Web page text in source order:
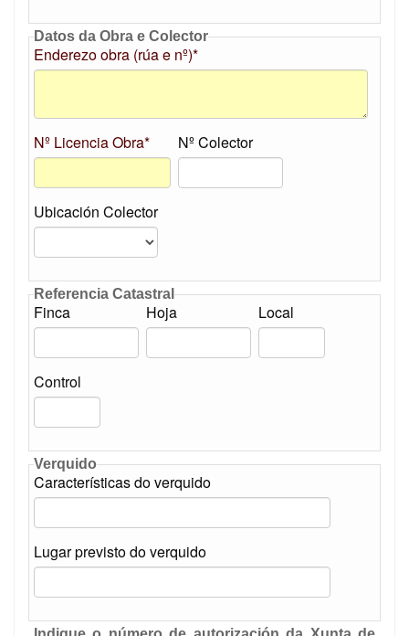
Datos da Obra e Colector
Enderezo obra (rúa e nº)*
Nº Licencia Obra* Nº Colector
Ubicación Colector
Referencia Catastral
Finca Hoja Local
Control
Verquido
Características do verquido
Lugar previsto do verquido